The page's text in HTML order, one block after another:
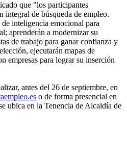
que "los participantes
integral de búsqueda de empleo.
inteligencia emocional para
aprenderán a modernizar su
de trabajo para ganar confianza y
ejecutarán mapas de
empresas para lograr su inserción
antes del 26 de septiembre, en
o de forma presencial en
ubica en la Tenencia de Alcaldía de